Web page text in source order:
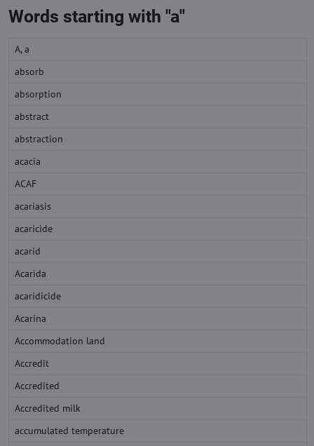
Words starting with "a"
A, a
absorb
absorption
abstract
abstraction
acacia
ACAF
acariasis
acaricide
acarid
Acarida
acaridicide
Acarina
Accommodation land
Accredit
Accredited
Accredited milk
accumulated temperature